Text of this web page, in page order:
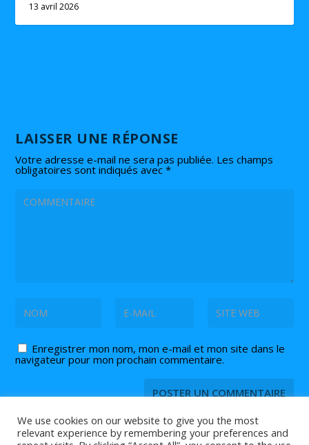
13 avril 2026
LAISSER UNE RÉPONSE
Votre adresse e-mail ne sera pas publiée. Les champs
obligatoires sont indiqués avec*
Enregistrer mon nom, mon e-mail et mon site dans le
navigateur pour mon prochain commentaire.
We use cookies on our website to give you the most
relevant experience by remembering your preferences and